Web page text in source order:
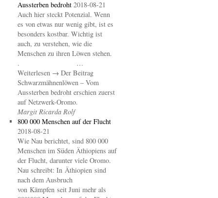
Aussterben bedroht 2018-08-21
Auch hier steckt Potenzial. Wenn
es von etwas nur wenig gibt, ist es
besonders kostbar. Wichtig ist
auch, zu verstehen, wie die
Menschen zu ihren Löwen stehen.
. …
Weiterlesen → Der Beitrag
Schwarzmähnenlöwen – Vom
Aussterben bedroht erschien zuerst
auf Netzwerk-Oromo.
Margit Ricarda Rolf
800 000 Menschen auf der Flucht
2018-08-21
Wie Nau berichtet, sind 800 000
Menschen im Süden Äthiopiens auf
der Flucht, darunter viele Oromo.
Nau schreibt: In Äthiopien sind
nach dem Ausbruch
von Kämpfen seit Juni mehr als